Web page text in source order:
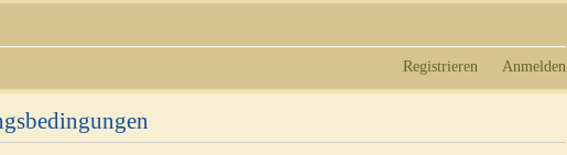
Registrieren Anmelden